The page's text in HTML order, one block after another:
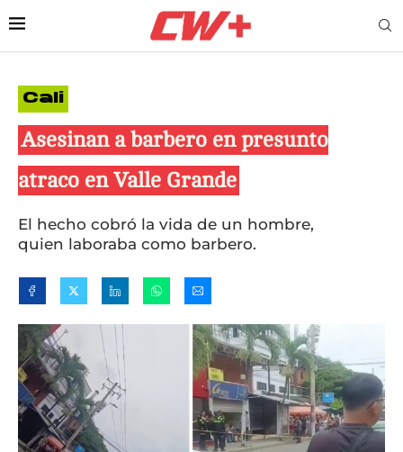
Cali
Asesinan a barbero en presunto
atraco en Valle Grande
El hecho cobró la vida de un hombre,
quien laboraba como barbero.